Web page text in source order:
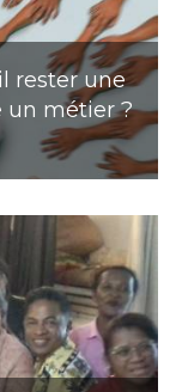
rester une
un métier ?